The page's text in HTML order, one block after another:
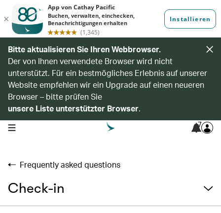
Bitte aktualisieren Sie Ihren Webbrowser.
Der von Ihnen verwendete Browser wird nicht
unterstützt. Für ein bestmögliches Erlebnis auf unserer
Website empfehlen wir ein Upgrade auf einen neueren
Browser – bitte prüfen Sie
unsere Liste unterstützter Browser.
open navigation menu 7
Frequently asked questions
Check-in